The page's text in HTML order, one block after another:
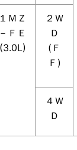
１ＭＺ
－ＦＥ
(3.0L)
２Ｗ
Ｄ
(Ｆ
Ｆ)
４Ｗ
Ｄ